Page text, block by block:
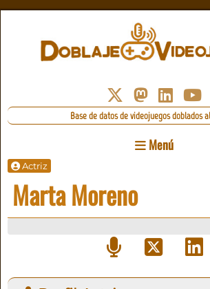
Base de datos de videojuegos doblados
Menú
Actriz
Marta Moreno